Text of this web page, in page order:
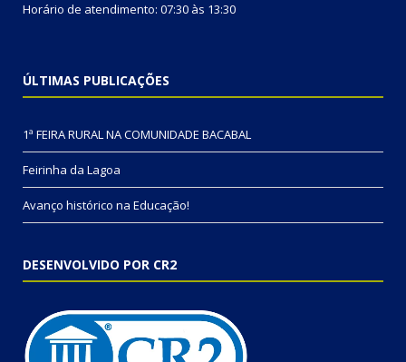
Horário de atendimento: 07:30 às 13:30
ÚLTIMAS PUBLICAÇÕES
1ª FEIRA RURAL NA COMUNIDADE BACABAL
Feirinha da Lagoa
Avanço histórico na Educação!
DESENVOLVIDO POR CR2